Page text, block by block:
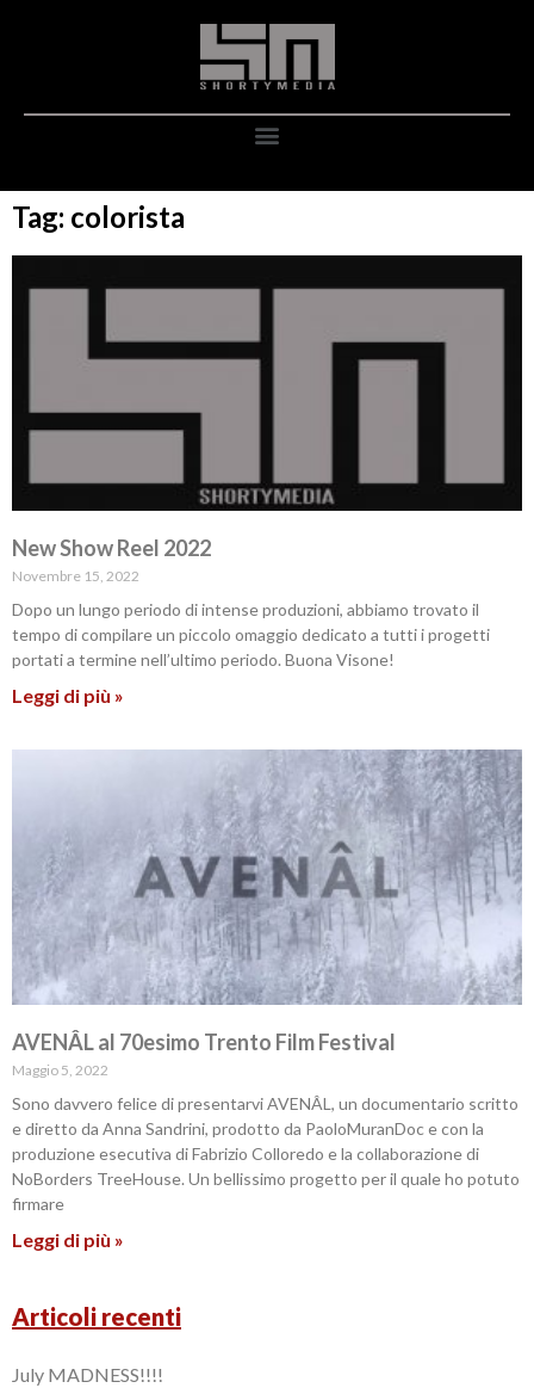
Tag: colorista
New Show Reel 2022
Novembre 15, 2022
Dopo un lungo periodo di intense produzioni, abbiamo trovato il
tempo di compilare un piccolo omaggio dedicato a tutti i progetti
portati a termine nell’ultimo periodo. Buona Visone!
Leggi di più »
AVENÂL al 70esimo Trento Film Festival
Maggio 5, 2022
Sono davvero felice di presentarvi AVENÂL, un documentario scritto
e diretto da Anna Sandrini, prodotto da PaoloMuranDoc e con la
produzione esecutiva di Fabrizio Colloredo e la collaborazione di
NoBorders TreeHouse. Un bellissimo progetto per il quale ho potuto
firmare
Leggi di più »
Articoli recenti
July MADNESS!!!!